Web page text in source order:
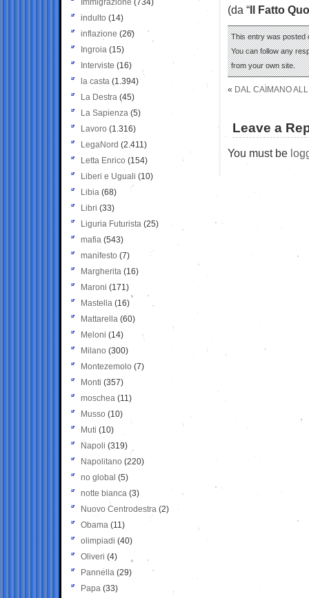
(da “Il Fatto
This entry was posted
You can follow any
from your own site.
« DAL CAIMANO
Leave a
You must be
Immigrazione (734)
indulto (14)
inflazione (26)
Ingroia (15)
Interviste (16)
la casta (1.394)
La Destra (45)
La Sapienza (5)
Lavoro (1.316)
LegaNord (2.411)
Letta Enrico (154)
Liberi e Uguali (10)
Libia (68)
Libri (33)
Liguria Futurista (25)
mafia (543)
manifesto (7)
Margherita (16)
Maroni (171)
Mastella (16)
Mattarella (60)
Meloni (14)
Milano (300)
Montezemolo (7)
Monti (357)
moschea (11)
Musso (10)
Muti (10)
Napoli (319)
Napolitano (220)
no global (5)
notte bianca (3)
Nuovo Centrodestra (2)
Obama (11)
olimpiadi (40)
Oliveri (4)
Pannella (29)
Papa (33)